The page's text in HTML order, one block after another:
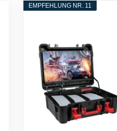
EMPFEHLUNG NR. 11